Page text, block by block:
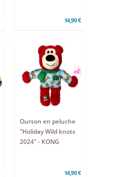
14,90 €
Ourson en peluche
"Holiday Wild knots
2024" - KONG
14,90 €